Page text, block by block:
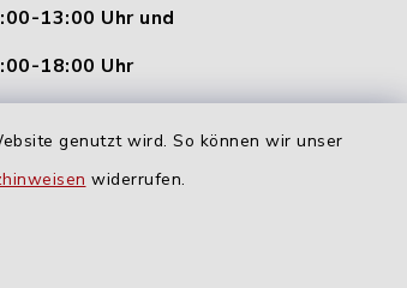
genutzt wird. So können wir unser
widerrufen.
13:00 Uhr und
18:00 Uhr